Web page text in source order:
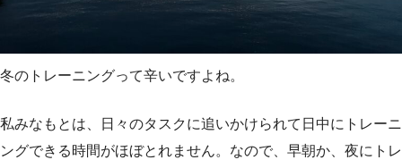
冬のトレーニングって辛いですよね。
私みなもとは、日々のタスクに追いかけられて日中にトレーニ
ングできる時間がほぼとれません。なので、早朝か、夜にトレ